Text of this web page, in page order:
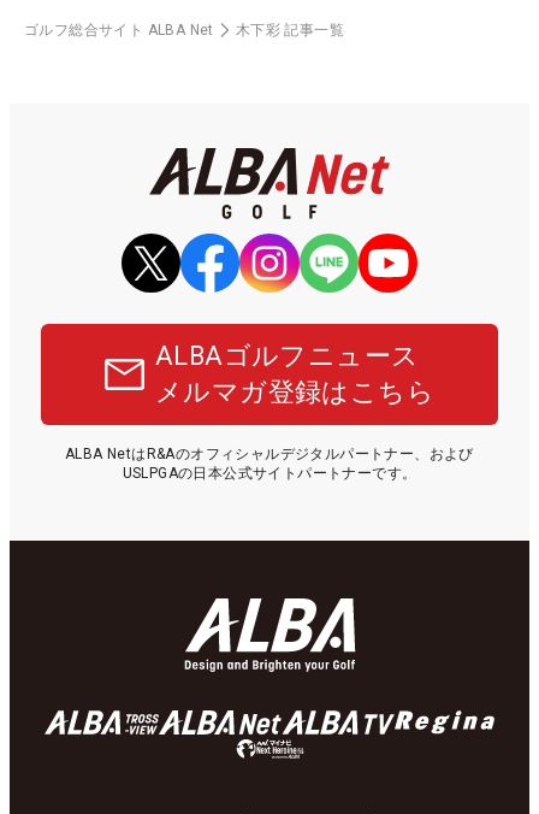
ゴルフ総合サイト ALBA Net 木下彩 記事一覧
ALBAゴルフニュース
メルマガ登録はこちら
ALBA NetはR&Aのオフィシャルデジタルパートナー、および
USLPGAの日本公式サイトパートナーです。